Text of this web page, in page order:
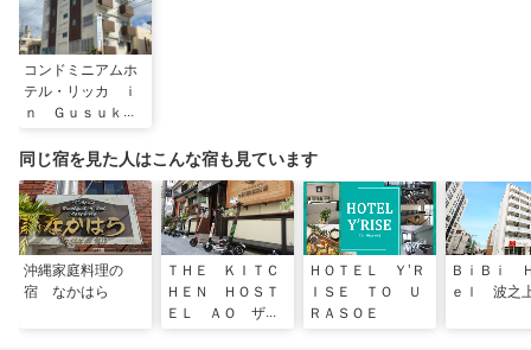
コンドミニアムホ
テル・リッカ ｉ
ｎ Ｇｕｓｕｋｕ
同じ宿を見た人はこんな宿も見ています
沖縄家庭料理の
宿 なかはら
ＴＨＥ ＫＩＴＣ
ＨＥＮ ＨＯＳＴ
ＥＬ ＡＯ ザ
ＨＯＴＥＬ Ｙ’Ｒ
ＩＳＥ ＴＯ Ｕ
ＲＡＳＯＥ
ＢｉＢｉ
ｅｌ 波之